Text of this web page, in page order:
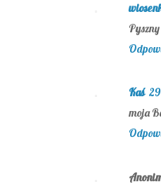
Kaś
moja